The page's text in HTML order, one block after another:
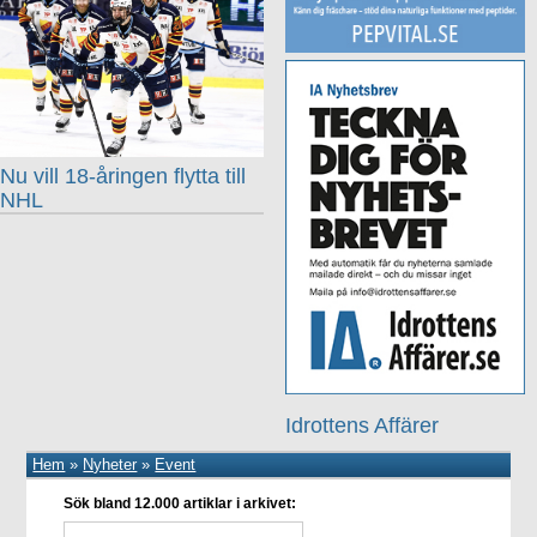
Idrottens Affärer
Nu vill 18-åringen flytta till
NHL
Hem » Nyheter» Event
Sök bland 12.000 artiklar i arkivet: